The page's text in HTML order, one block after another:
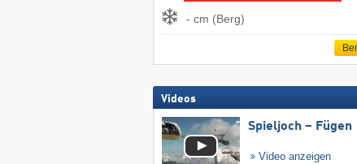
- cm (Berg)
Videos
Spieljoch – Fügen
Video anzeigen